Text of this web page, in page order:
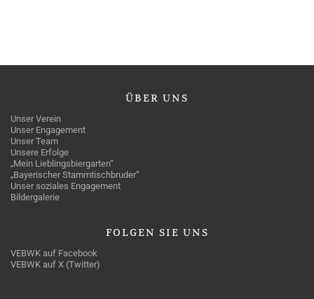
ÜBER UNS
Unser Verein
Unser Engagement
Unser Team
Unsere Erfolge
„Mein Lieblingsbiergarten“
„Bayerischer Stammtischbruder“
Unser soziales Engagement
Bildergalerie
FOLGEN SIE UNS
VEBWK auf Facebook
VEBWK auf X (Twitter)